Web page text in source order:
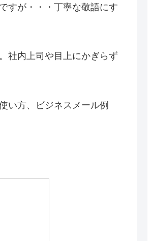
すが・・・丁寧な敬語にす
社内上司や目上にかぎらず
い方、ビジネスメール例